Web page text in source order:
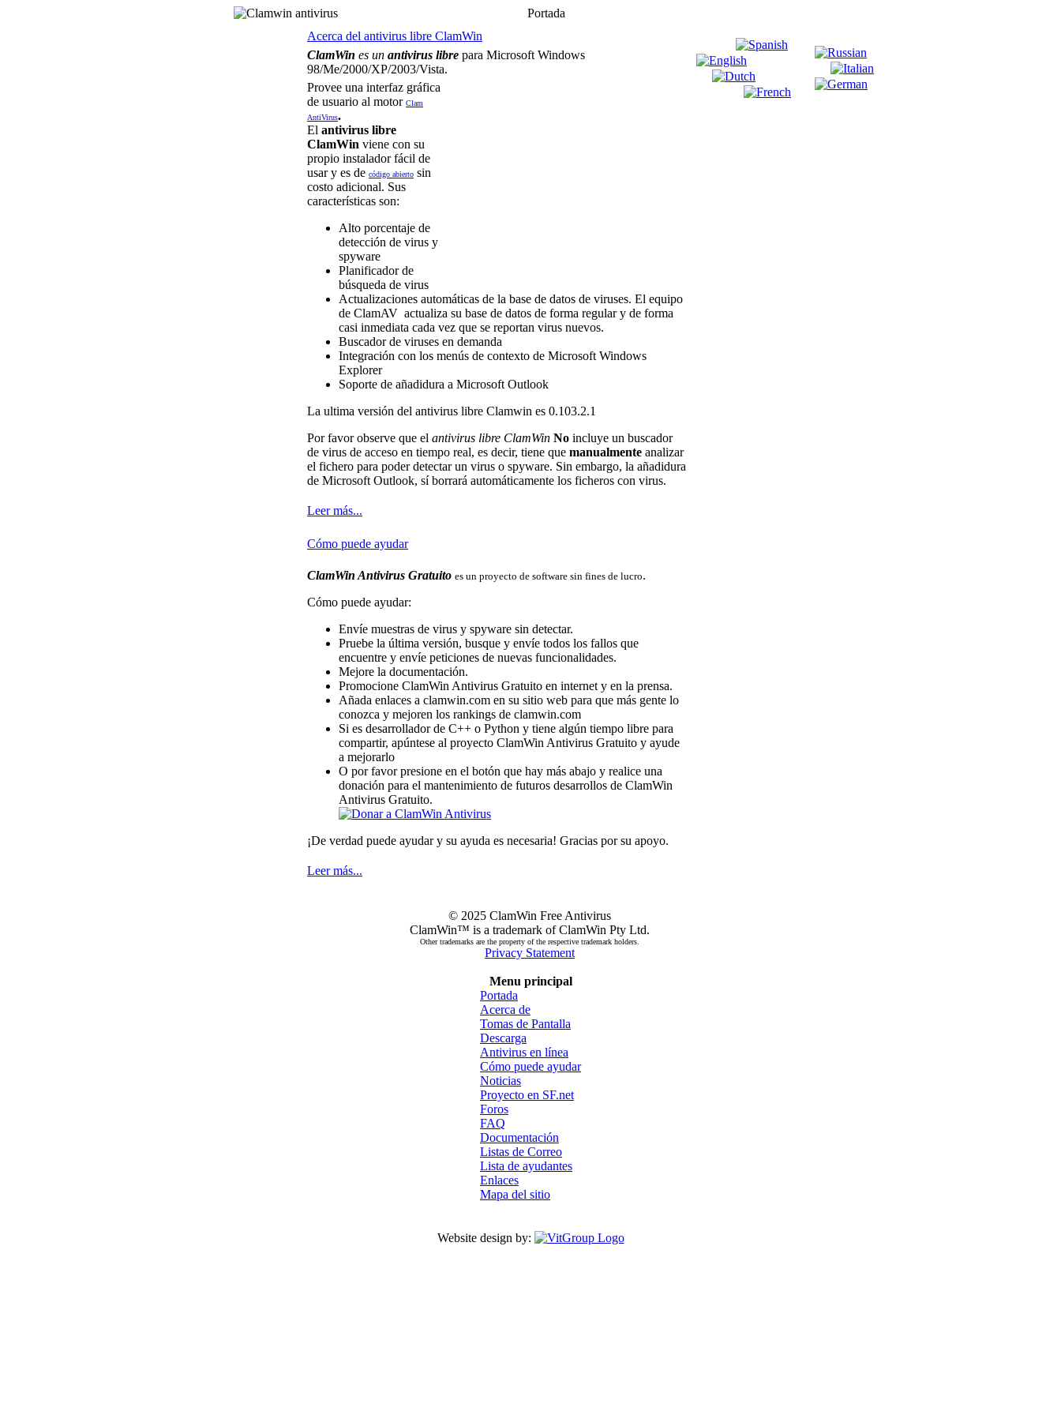
Portada
Acerca del antivirus libre ClamWin
ClamWin es un antivirus libre para Microsoft Windows
98/Me/2000/XP/2003/Vista.
Provee una interfaz gráfica
de usuario al motor Clam
AntiVirus.
El antivirus libre
ClamWin viene con su
propio instalador fácil de
usar y es de código abierto sin
costo adicional. Sus
características son:
Alto porcentaje de
detección de virus y
spyware
Planificador de
búsqueda de virus
Actualizaciones automáticas de la base de datos de viruses. El equipo
de ClamAV actualiza su base de datos de forma regular y de forma
casi inmediata cada vez que se reportan virus nuevos.
Buscador de viruses en demanda
Integración con los menús de contexto de Microsoft Windows
Explorer
Soporte de añadidura a Microsoft Outlook
La ultima versión del antivirus libre Clamwin es 0.103.2.1
Por favor observe que el antivirus libre ClamWin No incluye un buscador
de virus de acceso en tiempo real, es decir, tiene que manualmente analizar
el fichero para poder detectar un virus o spyware. Sin embargo, la añadidura
de Microsoft Outlook, sí borrará automáticamente los ficheros con virus.
Leer más...
Cómo puede ayudar
ClamWin Antivirus Gratuito es un proyecto de software sin fines de lucro.
Cómo puede ayudar:
Envíe muestras de virus y spyware sin detectar.
Pruebe la última versión, busque y envíe todos los fallos que
encuentre y envíe peticiones de nuevas funcionalidades.
Mejore la documentación.
Promocione ClamWin Antivirus Gratuito en internet y en la prensa.
Añada enlaces a clamwin.com en su sitio web para que más gente lo
conozca y mejoren los rankings de clamwin.com
Si es desarrollador de C++ o Python y tiene algún tiempo libre para
compartir, apúntese al proyecto ClamWin Antivirus Gratuito y ayude
a mejorarlo
O por favor presione en el botón que hay más abajo y realice una
donación para el mantenimiento de futuros desarrollos de ClamWin
Antivirus Gratuito.
¡De verdad puede ayudar y su ayuda es necesaria! Gracias por su apoyo.
Leer más...
© 2025 ClamWin Free Antivirus
ClamWin™ is a trademark of ClamWin Pty Ltd.
Other trademarks are the property of the respective trademark holders.
Privacy Statement
Menu principal
Portada
Acerca de
Tomas de Pantalla
Descarga
Antivirus en línea
Cómo puede ayudar
Noticias
Proyecto en SF.net
Foros
FAQ
Documentación
Listas de Correo
Lista de ayudantes
Enlaces
Mapa del sitio
Website design by: